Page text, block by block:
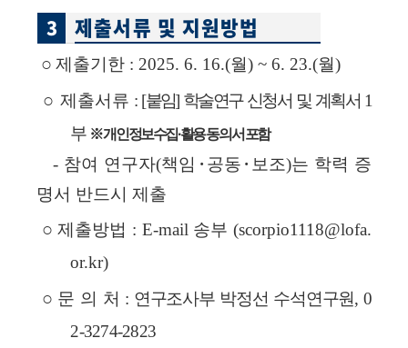
3 제출서류 및 지원방법
○ 제출기한 : 2025. 6. 16.(월) ~ 6. 23.(월)
○ 제출서류 : [붙임] 학술연구 신청서 및 계획서 1
부 ※ 개인정보수집·활용 동의서 포함
- 참여 연구자(책임･공동･보조)는 학력 증
명서 반드시 제출
○ 제출방법 : E-mail 송부 (scorpio1118@lofa.
or.kr)
○ 문 의 처 : 연구조사부 박정선 수석연구원, 0
2-3274-2823